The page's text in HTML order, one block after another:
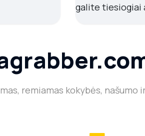
galite tiesiogiai
remiamas kokybės, našumo